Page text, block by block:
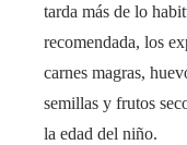
tarda más de lo
recomendada, los
carnes magras,
semillas y frutos
la edad del niño.